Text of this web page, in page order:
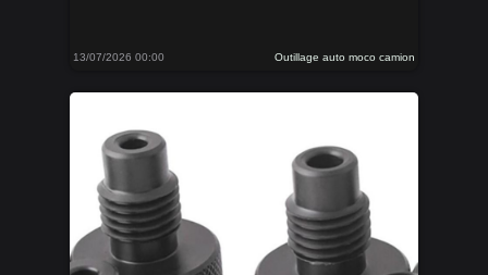
13/07/2026 00:00 Outillage auto moco camion